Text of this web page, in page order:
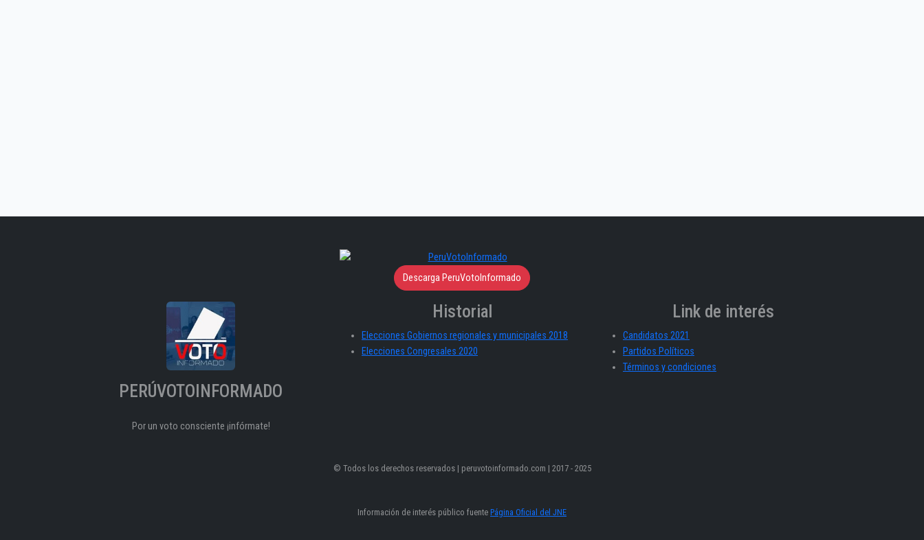
Descarga PeruVotoInformado
PERÚVOTOINFORMADO
Por un voto consciente ¡infórmate!
Historial
Elecciones Gobiernos regionales y municipales 2018
Elecciones Congresales 2020
Link de interés
Candidatos 2021
Partidos Políticos
Términos y condiciones
© Todos los derechos reservados | peruvotoinformado.com | 2017 - 2025
Información de interés público fuente Página Oficial del JNE